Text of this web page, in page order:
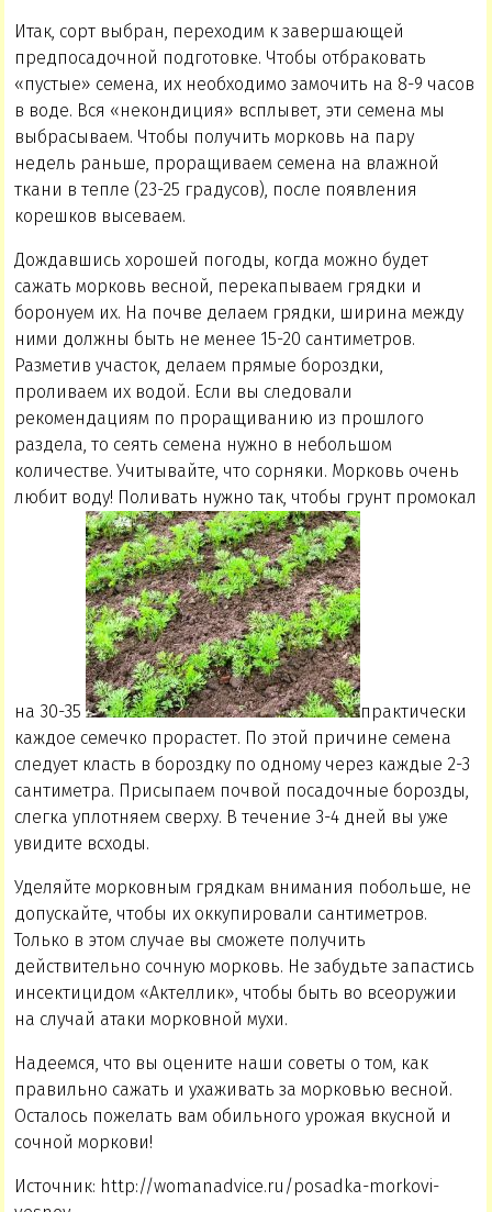
Итак, сорт выбран, переходим к завершающей
предпосадочной подготовке. Чтобы отбраковать
«пустые» семена, их необходимо замочить на 8-9 часов
в воде. Вся «некондиция» всплывет, эти семена мы
выбрасываем. Чтобы получить морковь на пару
недель раньше, проращиваем семена на влажной
ткани в тепле (23-25 градусов), после появления
корешков высеваем.
Дождавшись хорошей погоды, когда можно будет
сажать морковь весной, перекапываем грядки и
боронуем их. На почве делаем грядки, ширина между
ними должны быть не менее 15-20 сантиметров.
Разметив участок, делаем прямые бороздки,
проливаем их водой. Если вы следовали
рекомендациям по проращиванию из прошлого
раздела, то сеять семена нужно в небольшом
количестве. Учитывайте, что сорняки. Морковь очень
любит воду! Поливать нужно так, чтобы грунт промокал
на 30-35
практически
каждое семечко прорастет. По этой причине семена
следует класть в бороздку по одному через каждые 2-3
сантиметра. Присыпаем почвой посадочные борозды,
слегка уплотняем сверху. В течение 3-4 дней вы уже
увидите всходы.
Уделяйте морковным грядкам внимания побольше, не
допускайте, чтобы их оккупировали сантиметров.
Только в этом случае вы сможете получить
действительно сочную морковь. Не забудьте запастись
инсектицидом «Актеллик», чтобы быть во всеоружии
на случай атаки морковной мухи.
Надеемся, что вы оцените наши советы о том, как
правильно сажать и ухаживать за морковью весной.
Осталось пожелать вам обильного урожая вкусной и
сочной моркови!
Источник: http://womanadvice.ru/posadka-morkovi-